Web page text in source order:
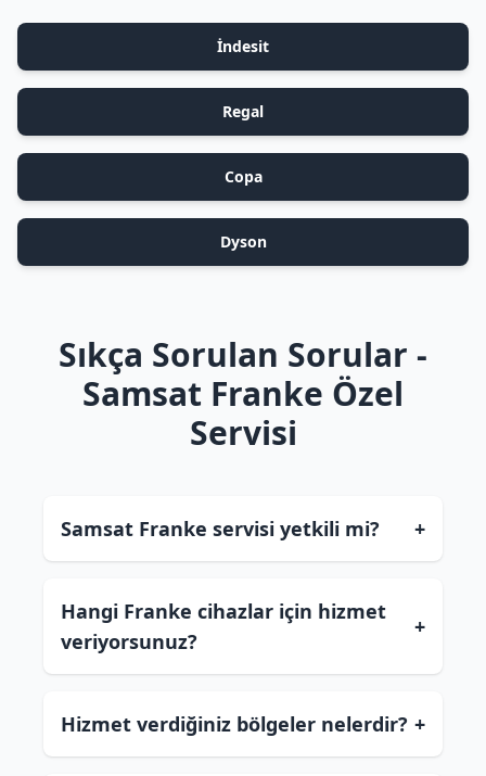
İndesit
Regal
Copa
Dyson
Sıkça Sorulan Sorular -
Samsat Franke Özel
Servisi
Samsat Franke servisi yetkili mi? +
Hangi Franke cihazlar için hizmet
veriyorsunuz?
+
Hizmet verdiğiniz bölgeler nelerdir? +